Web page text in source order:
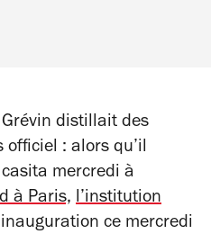
distillait des
officiel : alors qu’il
mercredi à
à Paris, l’institution
ce mercredi